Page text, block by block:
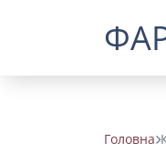
Головна